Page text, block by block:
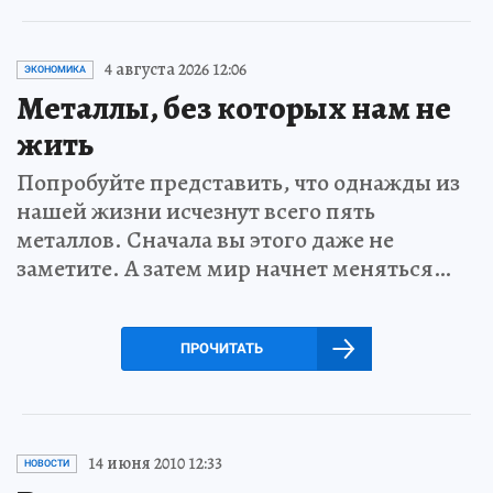
ЭКОНОМИКА 4 августа 2026 12:06
Металлы, без которых нам не
жить
Попробуйте представить, что однажды из
нашей жизни исчезнут всего пять
металлов. Сначала вы этого даже не
заметите. А затем мир начнет меняться…
ПРОЧИТАТЬ
НОВОСТИ 14 июня 2010 12:33